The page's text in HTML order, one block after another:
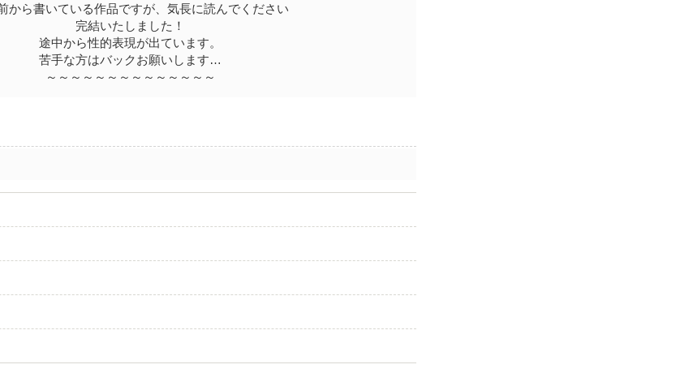
から書いている作品ですが、気長に読んでください
完結いたしました！
途中から性的表現が出ています。
苦手な方はバックお願いします…
～～～～～～～～～～～～～～